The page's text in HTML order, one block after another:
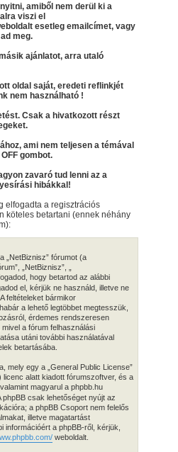
amiből nem derül ki a
viszi el
esetleg emailcímet, vagy
meg.
ajánlatot, arra utaló
oldal saját, eredeti reflinkjét
nem használható !
Csak a hivatkozott részt
ami nem teljesen a témával
gombot.
zavaró tud lenni az a
hibákkal!
elfogadta a regisztrációs
köteles betartani (ennek néhány
„NetBiznisz” fórumot (a
„NetBiznisz”, „
hogy betartod az alábbi
el, kérjük ne használd, illetve ne
feltételeket bármikor
a lehető legtöbbet megtesszük,
érdemes rendszeresen
a fórum felhasználási
utáni további használatával
betartásába.
mely egy a „General Public License”
licenc alatt kiadott fórumszoftver, és a
, valamint magyarul a phpbb.hu
phpBB csak lehetőséget nyújt az
a phpBB Csoport nem felelős
illetve magatartást
információért a phpBB-ről, kérjük,
weboldalt.